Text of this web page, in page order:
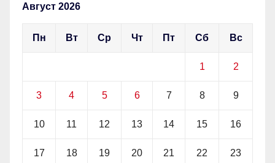
Август 2026
Пн Вт Ср Чт Пт Сб Вс
1 2
3 4 5 6 7 8 9
10 11 12 13 14 15 16
17 18 19 20 21 22 23